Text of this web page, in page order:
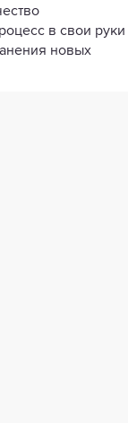
в свои руки
новых